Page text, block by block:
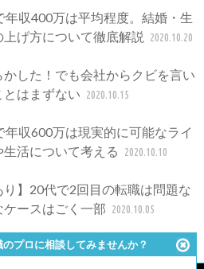
年収400万は平均程度。結婚・生
げ方について徹底解説
2020.10.20
した！でも会社からクビを言い
はまずない 2020.10.15
年収600万は現実的に可能なライ
生活について考える
2020.10.10
り】20代で2回目の転職は問題な
ケースはごく一部 2020.10.05
のプロに相談してみませんか？